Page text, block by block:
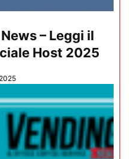
– Leggi il
Host 2025